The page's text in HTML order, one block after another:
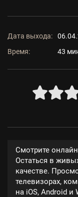
Дата выхода:
Время:
43
Смотрите
Остаться в
качестве.
телевизорах,
на iOS, Android и